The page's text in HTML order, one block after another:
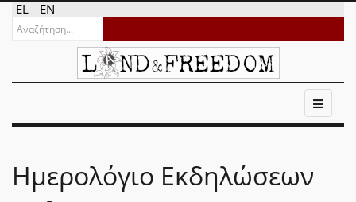
EL EN
Ημερολόγιο Εκδηλώσεων